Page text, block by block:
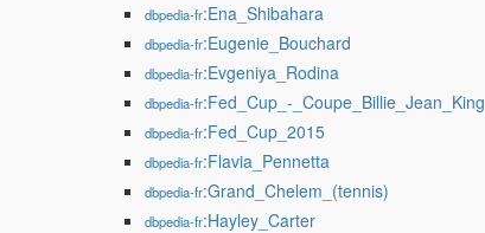
dbpedia-fr:Ena_Shibahara
dbpedia-fr:Eugenie_Bouchard
dbpedia-fr:Evgeniya_Rodina
dbpedia-fr:Fed_Cup_-_Coupe_Billie_Jean_King
dbpedia-fr:Fed_Cup_2015
dbpedia-fr:Flavia_Pennetta
dbpedia-fr:Grand_Chelem_(tennis)
dbpedia-fr:Hayley_Carter